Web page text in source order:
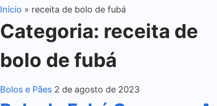
Início » receita de bolo de fubá
Categoria: receita de
bolo de fubá
Bolos e Pães 2 de agosto de 2023